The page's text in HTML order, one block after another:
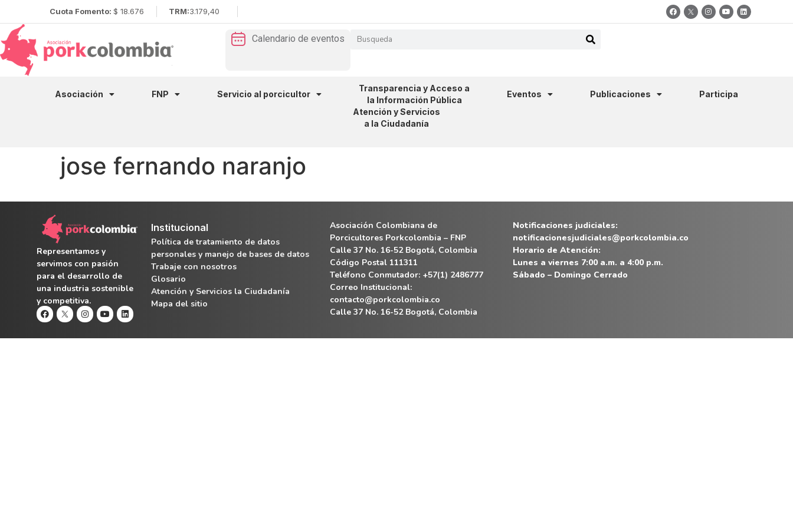
Cuota Fomento: $ 18.676 TRM:3.179,40
Calendario de eventos
Asociación FNP Servicio al porcicultor
Transparencia y Acceso a
la Información Pública
Eventos Publicaciones
Participa
Atención y Servicios
a la Ciudadanía
jose fernando naranjo
Representamos y
servimos con pasión
para el desarrollo de
una industria sostenible
y competitiva.
Institucional
Política de tratamiento de datos
personales y manejo de bases de datos
Trabaje con nosotros
Glosario
Atención y Servicios la Ciudadanía
Mapa del sitio
Asociación Colombiana de
Porcicultores Porkcolombia – FNP
Calle 37 No. 16-52 Bogotá, Colombia
Código Postal 111311
Teléfono Conmutador: +57(1) 2486777
Correo Institucional:
contacto@porkcolombia.co
Calle 37 No. 16-52 Bogotá, Colombia
Notificaciones judiciales:
notificacionesjudiciales@porkcolombia.co
Horario de Atención:
Lunes a viernes 7:00 a.m. a 4:00 p.m.
Sábado – Domingo Cerrado